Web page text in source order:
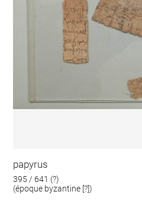
papyrus
395 / 641 (?)
(époque byzantine [?])